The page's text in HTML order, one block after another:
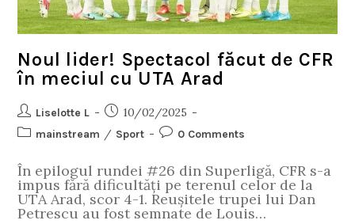
Noul lider! Spectacol făcut de CFR
în meciul cu UTA Arad
Liselotte L 10/02/2025
mainstream / Sport 0 Comments
În epilogul rundei #26 din Superligă, CFR s-a
impus fără dificultăți pe terenul celor de la
UTA Arad, scor 4-1. Reușitele trupei lui Dan
Petrescu au fost semnate de Louis…